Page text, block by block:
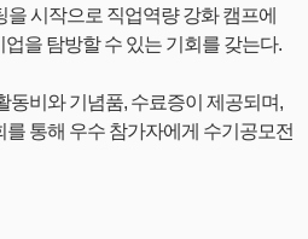
시작으로 직업역량 강화 캠프에
을 탐방할 수 있는 기회를 갖는다.
동비와 기념품, 수료증이 제공되며,
통해 우수 참가자에게 수기공모전